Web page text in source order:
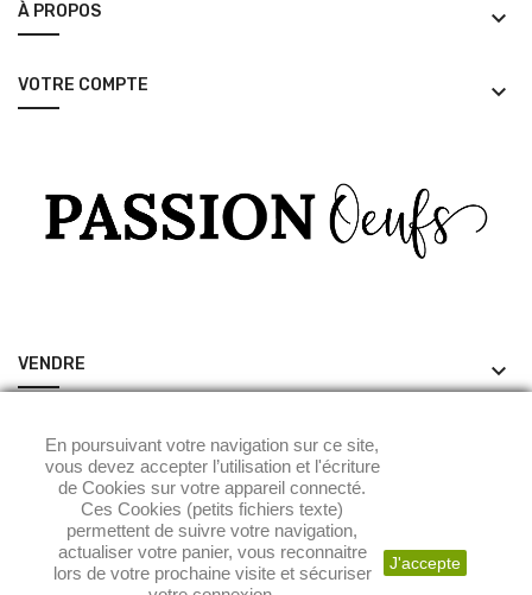
À PROPOS keyboard_arrow_down
VOTRE COMPTE keyboard_arrow_down
En poursuivant votre navigation sur ce site,
vous devez accepter l’utilisation et l'écriture
de Cookies sur votre appareil connecté.
Ces Cookies (petits fichiers texte)
permettent de suivre votre navigation,
actualiser votre panier, vous reconnaitre
lors de votre prochaine visite et sécuriser
J'accepte
VENDRE keyboard_arrow_down
ACHETER